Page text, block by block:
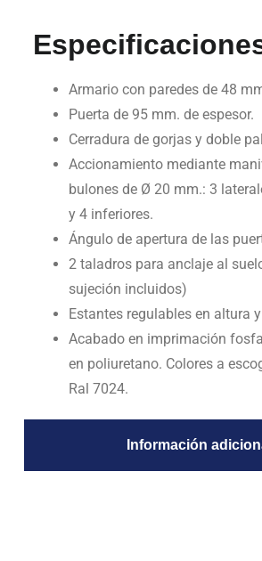
Información
Armario con paredes de 48
Puerta de 95 mm. de espesor.
Cerradura de gorjas y doble
Accionamiento mediante
bulones de Ø 20 mm.: 3
y 4 inferiores.
Ángulo de apertura de las
2 taladros para anclaje al
sujeción incluidos)
Estantes regulables en altura
Acabado en imprimación
en poliuretano. Colores a
Ral 7024.